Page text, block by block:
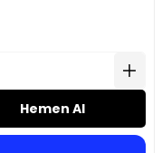
Hemen Al